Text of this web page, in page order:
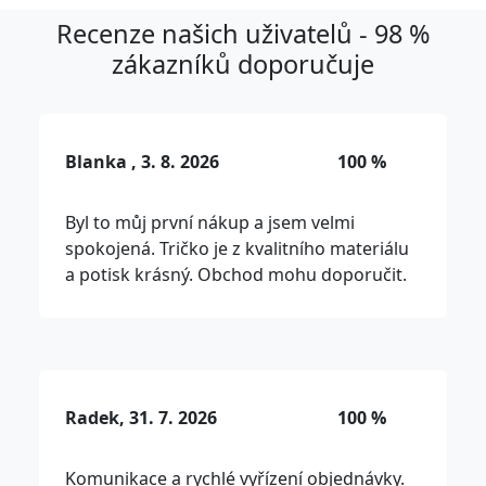
Recenze našich uživatelů - 98 %
zákazníků doporučuje
Blanka , 3. 8. 2026 100 %
Byl to můj první nákup a jsem velmi
spokojená. Tričko je z kvalitního materiálu
a potisk krásný. Obchod mohu doporučit.
Radek, 31. 7. 2026 100 %
Komunikace a rychlé vyřízení objednávky.